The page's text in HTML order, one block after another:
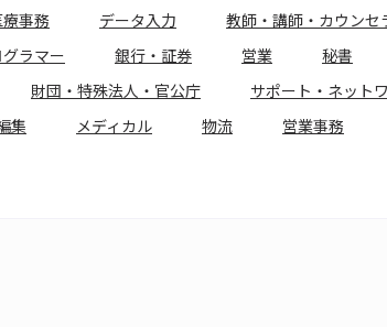
療事務 データ入力 教師・講師・カウンセ
ラマー 銀行・証券 営業 秘書
財団・特殊法人・官公庁 サポート・ネット
集 メディカル 物流 営業事務